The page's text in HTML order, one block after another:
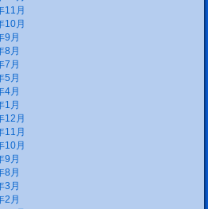
11月
10月
9月
8月
7月
5月
4月
1月
12月
11月
10月
9月
8月
3月
2月